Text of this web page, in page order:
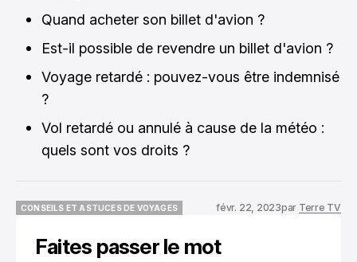
Quand acheter son billet d'avion ?
Est-il possible de revendre un billet d'avion ?
Voyage retardé : pouvez-vous être indemnisé
?
Vol retardé ou annulé à cause de la météo :
quels sont vos droits ?
CONSEILS ET ASTUCES DE VOYAGES
févr. 22, 2023par Terre TV
Faites passer le mot